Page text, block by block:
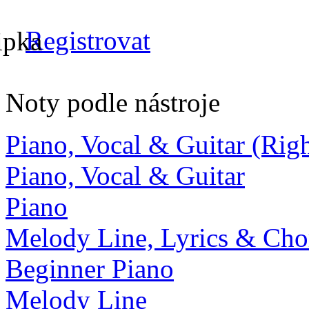
Registrovat
Noty podle nástroje
Piano, Vocal & Guitar
Piano, Vocal & Guitar
Piano
Melody Line, Lyrics &
Beginner Piano
Melody Line